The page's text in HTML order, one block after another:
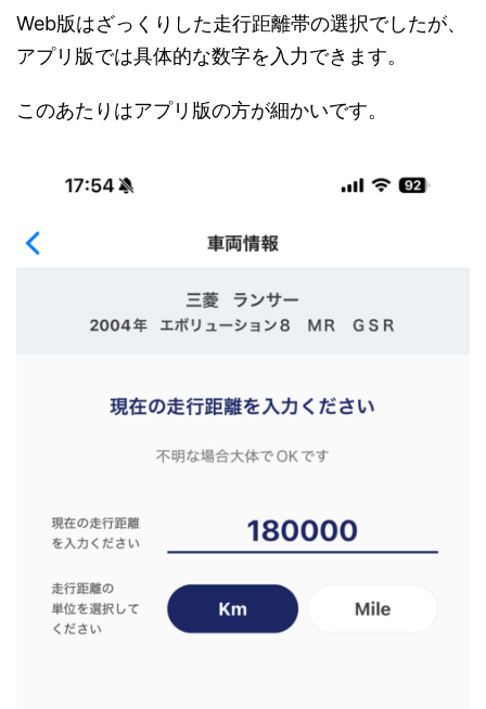
Web版はざっくりした走行距離帯の選択でしたが、
アプリ版では具体的な数字を入力できます。
このあたりはアプリ版の方が細かいです。